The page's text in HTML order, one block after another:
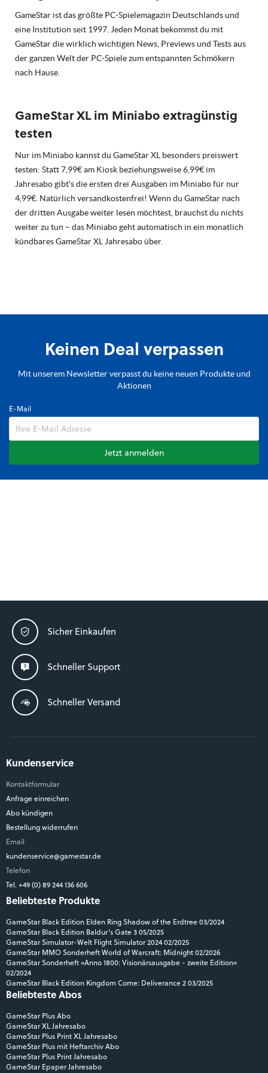
GameStar ist das größte PC-Spielemagazin Deutschlands und
eine Institution seit 1997. Jeden Monat bekommst du mit
GameStar die wirklich wichtigen News, Previews und Tests aus
der ganzen Welt der PC-Spiele zum entspannten Schmökern
nach Hause.
GameStar XL im Miniabo extragünstig
testen
Nur im Miniabo kannst du GameStar XL besonders preiswert
testen: Statt 7,99€ am Kiosk beziehungsweise 6,99€ im
Jahresabo gibt's die ersten drei Ausgaben im Miniabo für nur
4,99€. Natürlich versandkostenfrei! Wenn du GameStar nach
der dritten Ausgabe weiter lesen möchtest, brauchst du nichts
weiter zu tun – das Miniabo geht automatisch in ein monatlich
kündbares GameStar XL Jahresabo über.
Keinen Deal verpassen
Mit unserem Newsletter verpasst du keine neuen Produkte und
Aktionen
E-Mail
Jetzt anmelden
Sicher Einkaufen
Schneller Support
Schneller Versand
Kundenservice
Kontaktformular
Anfrage einreichen
Abo kündigen
Bestellung widerrufen
Email
kundenservice@gamestar.de
Telefon
Tel. +49 (0) 89 244 136 606
Beliebteste Produkte
GameStar Black Edition Elden Ring Shadow of the Erdtree 03/2024
GameStar Black Edition Baldur's Gate 3 05/2025
GameStar Simulator-Welt Flight Simulator 2024 02/2025
GameStar MMO Sonderheft World of Warcraft: Midnight 02/2026
GameStar Sonderheft »Anno 1800: Visionärsausgabe - zweite Edition«
02/2024
GameStar Black Edition Kingdom Come: Deliverance 2 03/2025
Beliebteste Abos
GameStar Plus Abo
GameStar XL Jahresabo
GameStar Plus Print XL Jahresabo
GameStar Plus mit Heftarchiv Abo
GameStar Plus Print Jahresabo
GameStar Epaper Jahresabo